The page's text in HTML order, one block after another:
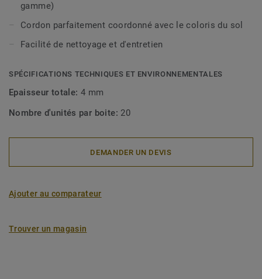
gamme)
Cordon parfaitement coordonné avec le coloris du sol
Facilité de nettoyage et d'entretien
SPÉCIFICATIONS TECHNIQUES ET ENVIRONNEMENTALES
Epaisseur totale: 4 mm
Nombre d'unités par boite: 20
DEMANDER UN DEVIS
Ajouter au comparateur
Trouver un magasin